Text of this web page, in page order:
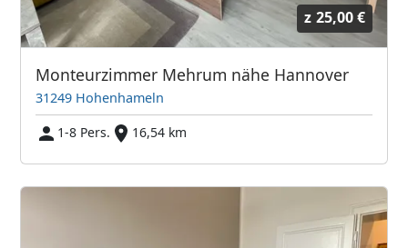
z 25,00 €
Monteurzimmer Mehrum nähe Hannover
31249 Hohenhameln
1-8 Pers.
16,54 km